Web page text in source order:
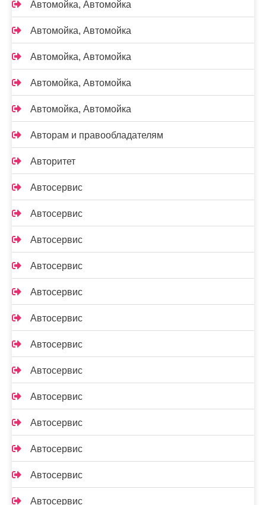
Автомойка, Автомойка
Автомойка, Автомойка
Автомойка, Автомойка
Автомойка, Автомойка
Автомойка, Автомойка
Авторам и правообладателям
Авторитет
Автосервис
Автосервис
Автосервис
Автосервис
Автосервис
Автосервис
Автосервис
Автосервис
Автосервис
Автосервис
Автосервис
Автосервис
Автосервис